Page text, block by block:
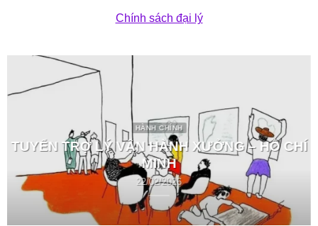
Chính sách đại lý
HÀNH CHÍNH
TUYỂN TRỢ LÝ VẬN HÀNH XƯỞNG – HỒ CHÍ
MINH
22/02/2026